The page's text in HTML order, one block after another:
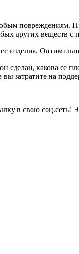
повреждениям.
других веществ с
изделия.
какова ее
затратите на
в свою соц.сеть!